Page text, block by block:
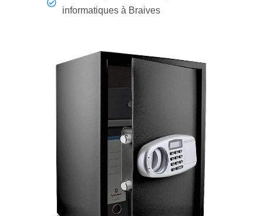
informatiques à Braives